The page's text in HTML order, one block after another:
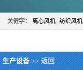
关健字： 离心风机 纺织风机
生产设备 >> 返回